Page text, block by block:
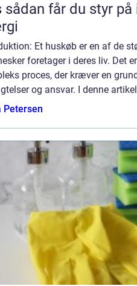
Et huskøb er en af de
foretager i deres liv. Det
proces, der kræver en
og ansvar. I denne
Petersen